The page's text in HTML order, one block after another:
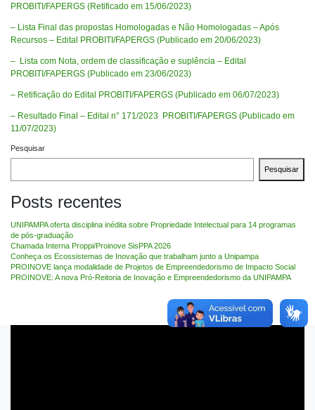
PROBITI/FAPERGS (Retificado em 15/06/2023)
– Lista Final das propostas Homologadas e Não Homologadas – Após
Recursos – Edital PROBITI/FAPERGS (Publicado em 20/06/2023)
– Lista com Nota, ordem de classificação e suplência – Edital
PROBITI/FAPERGS (Publicado em 23/06/2023)
– Retificação do Edital PROBITI/FAPERGS (Publicado em 06/07/2023)
– Resultado Final – Edital n° 171/2023 PROBITI/FAPERGS (Publicado em
11/07/2023)
Pesquisar
Pesquisar
Posts recentes
UNIPAMPA oferta disciplina inédita sobre Propriedade Intelectual para 14 programas
de pós-graduação
Chamada Interna Proppi/Proinove SisPPA 2026
Conheça os Ecossistemas de Inovação que trabalham junto a Unipampa
PROINOVE lança modalidade de Projetos de Empreendedorismo de Impacto Social
PROINOVE: A nova Pró-Reitoria de Inovação e Empreendedorismo da UNIPAMPA